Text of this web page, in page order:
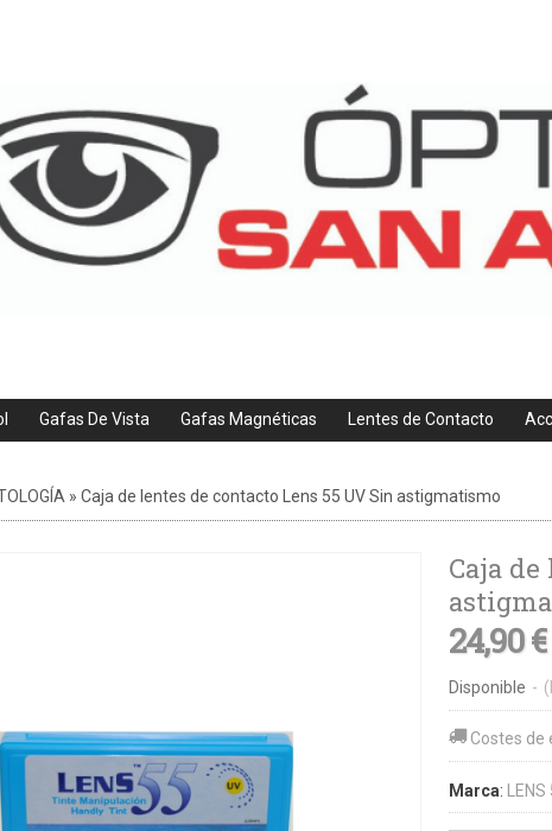
Gafas De Vista Gafas Magnéticas Lentes de Contacto
» Caja de lentes de contacto Lens 55 UV Sin astigmatismo
Caja
24,90 €
Disponible -
Costes de
Marca: